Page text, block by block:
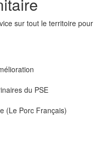
sur tout le territoire pour
du PSE
(Le Porc Français)